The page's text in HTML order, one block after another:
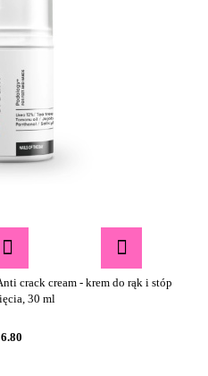
сrack cream - krem do rąk i stóp
30 ml